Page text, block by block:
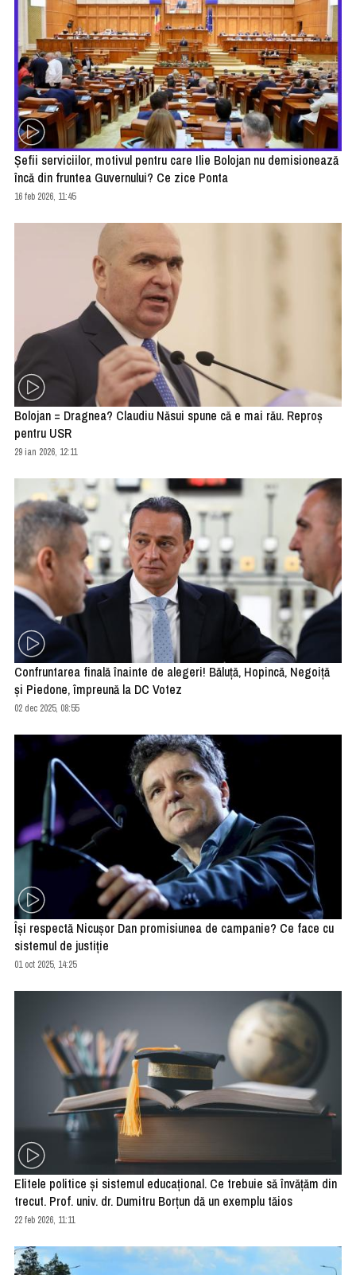
Şefii serviciilor, motivul pentru care Ilie Bolojan nu demisionează
încă din fruntea Guvernului? Ce zice Ponta
16 feb 2026, 11:45
Bolojan = Dragnea? Claudiu Năsui spune că e mai rău. Reproş
pentru USR
29 ian 2026, 12:11
Confruntarea finală înainte de alegeri! Băluță, Hopincă, Negoiță
și Piedone, împreună la DC Votez
02 dec 2025, 08:55
Îşi respectă Nicuşor Dan promisiunea de campanie? Ce face cu
sistemul de justiţie
01 oct 2025, 14:25
Elitele politice și sistemul educațional. Ce trebuie să învățăm din
trecut. Prof. univ. dr. Dumitru Borțun dă un exemplu tăios
22 feb 2026, 11:11